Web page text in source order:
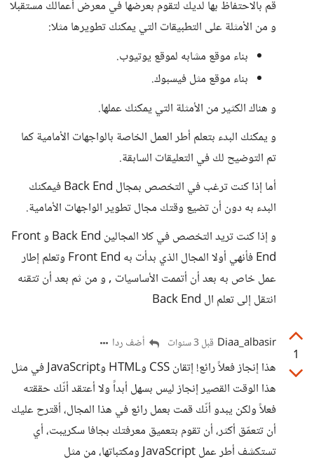
قم بالاحتفاظ بها لديك لتقوم بعرضها في معرض أعمالك مستقبلا
و من الأمثلة على التطبيقات التي يمكنك تطويرها مثلا:
بناء موقع مشابه لموقع يوتيوب.
بناء موقع مثل فيسبوك.
و هناك الكثير من الأمثلة التي يمكنك عملها.
و يمكنك البدء بتعلم أطر العمل الخاصة بالواجهات الأمامية كما
تم التوضيح لك في التعليقات السابقة.
أما إذا كنت ترغب في التخصص بمجال Back End فيمكنك
البدء به دون أن تضيع وقتك مجال تطوير الواجهات الأمامية.
و إذا كنت تريد التخصص في كلا المجالين Back End و Front
End فأنهي أولا المجال الذي بدأت به Front End وتعلم إطار
عمل خاص به بعد أن أتممت الأساسيات , و من ثم بعد أن تتقنه
انتقل إلى تعلم ال Back End
1
Diaa_albasir قبل 3 سنوات أضف ردا
هذا إنجاز فعلاً رائع! إتقان CSS وHTML وJavaScript في مثل
هذا الوقت القصير إنجاز ليس بسهل أبداً ولا أعتقد أنّك حققته
فعلاً ولكن يبدو أنّك قمت بعمل رائع في هذا المجال، أقترح عليك
أن تتعمّق أكثر، أن تقوم بتعميق معرفتك بجافا سكريبت، أي
تستكشف أطر عمل JavaScript ومكتباتها، من مثل